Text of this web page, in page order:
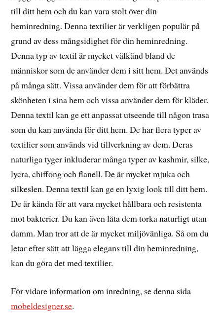
till ditt hem och du kan vara stolt över din
heminredning. Denna textilier är verkligen populär på
grund av dess mångsidighet för din heminredning.
Denna typ av textil är mycket välkänd bland de
människor som de använder dem i sitt hem. Det används
på många sätt. Vissa använder dem för att förbättra
skönheten i sina hem och vissa använder dem för kläder.
Denna textil kan ge ett anpassat utseende till någon trasa
som du kan använda för ditt hem. De har flera typer av
textilier som används vid tillverkning av dem. Deras
naturliga tyger inkluderar många typer av kashmir, silke,
lycra, chiffong och flanell. De är mycket mjuka och
silkeslen. Denna textil kan ge en lyxig look till ditt hem.
De är kända för att vara mycket hållbara och resistenta
mot bakterier. Du kan även låta dem torka naturligt utan
damm. Man tror att de är mycket miljövänliga. Så om du
letar efter sätt att lägga elegans till din heminredning,
kan du göra det med textilier.
För vidare information om inredning, se denna sida
mobeldesigner.se.